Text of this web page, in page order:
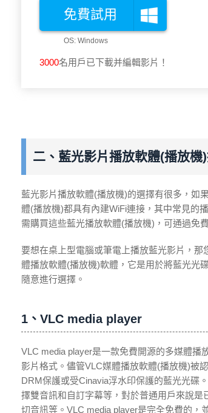
免費試用
3003名用戶已下載并編輯影片！
二、藍光影片播放軟體(播放機
藍光影片播放軟體(播放機)的選擇有很多，如
體(播放機)都具有內建WiFi連接，其中常見的
需購買這些藍光播放軟體(播放機)，可通過免
要想在桌上型電腦或筆電上播放藍光影片，
體播放軟體(播放機)軟體，它是用於將藍光光
隨意進行選擇。
1、VLC media player
VLC media player是一款免費開源的多媒體播
影片格式。儘管VLC媒體播放軟體(播放機)被
DRM保護或受Cinavia浮水印保護的藍光光碟
擇雙音訊和自訂字幕等，對於普通用戶來說
切音訊等。VLC media player是完全免費的，